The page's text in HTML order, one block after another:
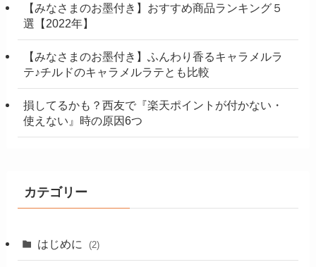
【みなさまのお墨付き】おすすめ商品ランキング５
選【2022年】
【みなさまのお墨付き】ふんわり香るキャラメルラ
テ♪チルドのキャラメルラテとも比較
損してるかも？西友で『楽天ポイントが付かない・
使えない』時の原因6つ
カテゴリー
はじめに (2)